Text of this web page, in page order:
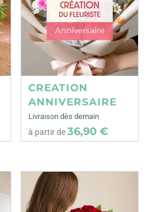
CREATION
ANNIVERSAIRE
Livraison dès demain
à partir de36,90 €